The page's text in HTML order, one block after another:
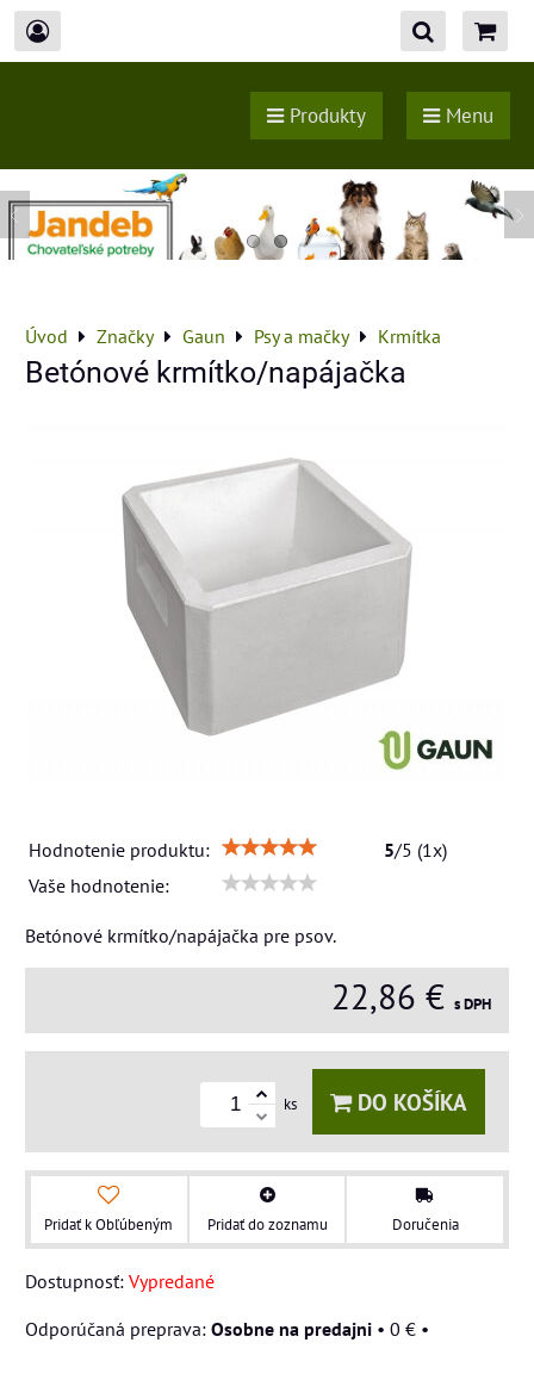
Produkty Menu
Úvod Značky Gaun Psy a mačky Krmítka
Betónové krmítko/napájačka
Hodnotenie produktu: 5/5 (1x)
Vaše hodnotenie:
Betónové krmítko/napájačka pre psov.
22,86 € s DPH
ks DO KOŠÍKA
Pridať k Obľúbeným Pridať do zoznamu Doručenia
Dostupnosť: Vypredané
Osobne na predajni • 0 € •